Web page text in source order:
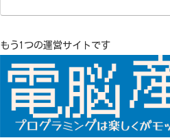
もう1つの運営サイトです